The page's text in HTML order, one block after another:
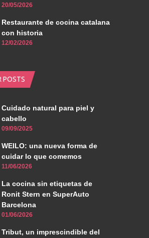
20/05/2026
Restaurante de cocina catalana
con historia
12/02/2026
POSTS
Cuidado natural para piel y
cabello
09/09/2025
WEILO: una nueva forma de
cuidar lo que comemos
11/06/2026
La cocina sin etiquetas de
Ronit Stern en SuperAuto
Barcelona
01/06/2026
Tribut, un imprescindible del